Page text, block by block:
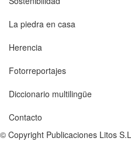
La piedra en casa
Herencia
Fotorreportajes
Diccionario multilingüe
Contacto
© Copyright Publicaciones Litos